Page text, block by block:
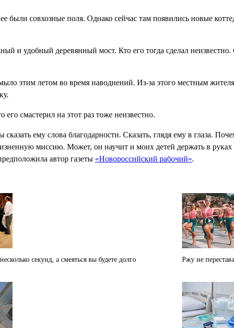
были совхозные поля. Однако сейчас там появились новые
и удобный деревянный мост. Кто его тогда сделал неизвестно.
этим летом во время наводнений. Из-за этого местным
смастерил на этот раз тоже неизвестно.
ему слова благодарности. Сказать, глядя ему в глаза.
миссию. Может, он научит и моих детей держать в
автор газеты «Новороссийский рабочий».
секунд, а смеяться вы будете долго Ржу не